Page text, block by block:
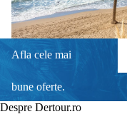
Afla cele mai
bune oferte.
Despre Dertour.ro